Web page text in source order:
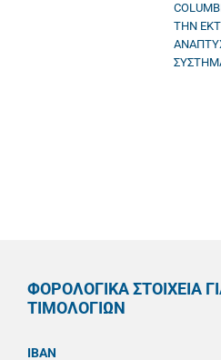
ΤΗΝ
ΦΟΡΟΛΟΓΙΚΑ ΣΤΟΙΧΕΙΑ
ΤΙΜΟΛΟΓΙΩΝ
IBAN